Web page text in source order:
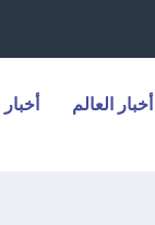
أخبار العالم